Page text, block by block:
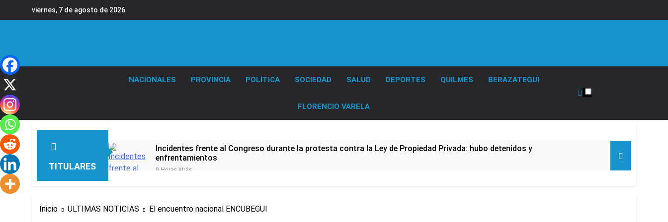
viernes, 7 de agosto de 2026
NACIONALES PROVINCIA POLÍTICA SOCIEDAD SALUD DEPORTES QUILMES BERAZATEGUI
FLORENCIO VARELA
TITULARES
Incidentes frente al Congreso durante la protesta contra la Ley de Propiedad Privada: hubo detenidos y
enfrentamientos
9 Horas Atrás
67 barrios full LED en Florencio Varela
Inicio ULTIMAS NOTICIAS El encuentro nacional ENCUBEGUI